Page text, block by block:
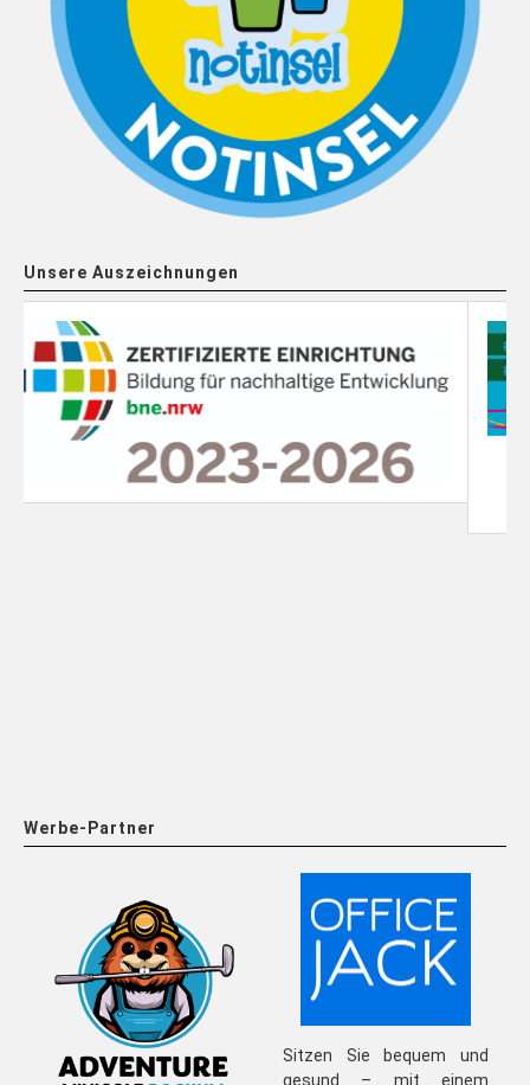
Unsere Auszeichnungen
Werbe-Partner
Sitzen Sie bequem und
gesund – mit einem